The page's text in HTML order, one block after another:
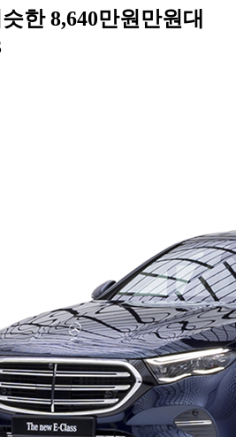
한 8,640만원만원대